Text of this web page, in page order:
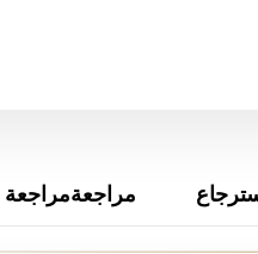
مراجعةمراجعة